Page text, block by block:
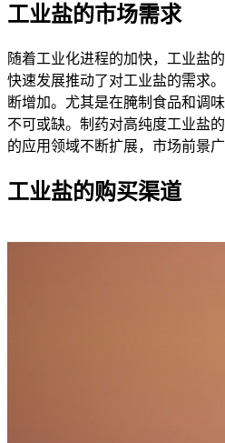
工业盐的市场需求
随着工业化进程的加快，工业盐
快速发展推动了对工业盐的需求
断增加。尤其是在腌制食品和调
不可或缺。制药对高纯度工业盐
的应用领域不断扩展，市场前景广
工业盐的购买渠道